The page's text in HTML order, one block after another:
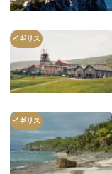
イギリス
イギリス